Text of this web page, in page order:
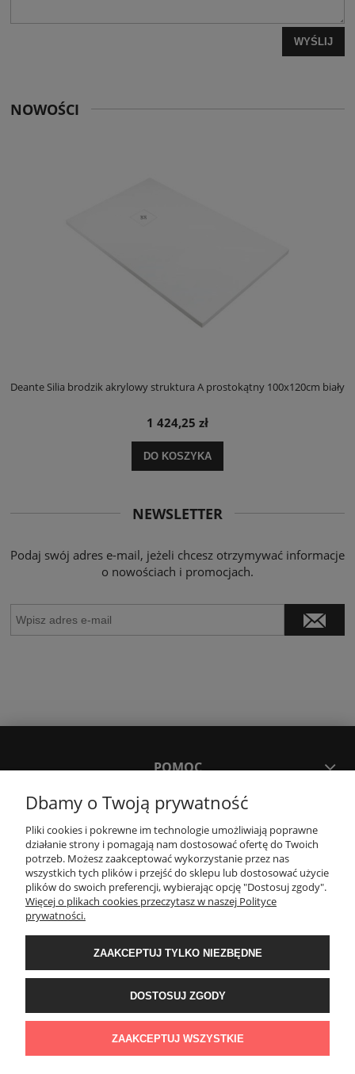
WYŚLIJ
NOWOŚCI
Deante Silia brodzik akrylowy struktura A prostokątny 100x120cm biały
1 424,25 zł
DO KOSZYKA
NEWSLETTER
Podaj swój adres e-mail, jeżeli chcesz otrzymywać informacje
o nowościach i promocjach.
POMOC
MOJE KONTO
PŁATNOŚCI I DOSTAWA
KONTAKT
Wyposażenie łazienek Łazienki.eco | Pawła 23, 41-708 Ruda Śląska | E-mail:
sklep@lazienki.eco | Tel.: 600 012 164 lub 600 012 159 | TGS Przemysław
Stoń | NIP: 6312213594 | REGON: 276403698
Dbamy o Twoją prywatność
Pliki cookies i pokrewne im technologie umożliwiają poprawne
działanie strony i pomagają nam dostosować ofertę do Twoich
potrzeb. Możesz zaakceptować wykorzystanie przez nas
wszystkich tych plików i przejść do sklepu lub dostosować użycie
plików do swoich preferencji, wybierając opcję "Dostosuj zgody".
Więcej o plikach cookies przeczytasz w naszej Polityce
prywatności.
ZAAKCEPTUJ TYLKO NIEZBĘDNE
DOSTOSUJ ZGODY
ZAAKCEPTUJ WSZYSTKIE